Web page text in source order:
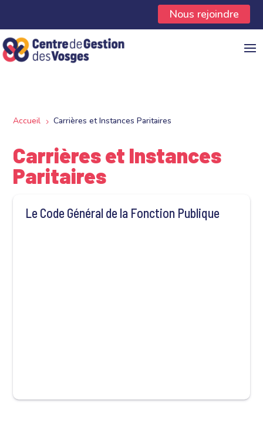
Nous rejoindre
Accueil 5 Carrières et Instances Paritaires
Carrières et Instances
Paritaires
Le Code Général de la Fonction Publique